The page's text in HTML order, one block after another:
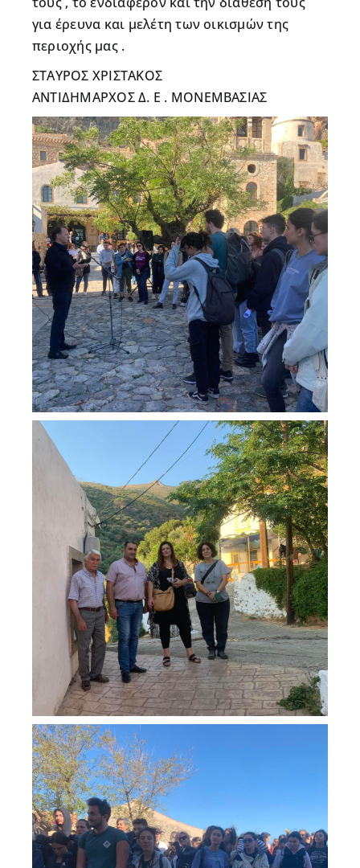
για έρευνα και μελέτη των οικισμών της
περιοχής μας .
ΣΤΑΥΡΟΣ ΧΡΙΣΤΑΚΟΣ
ΑΝΤΙΔΗΜΑΡΧΟΣ Δ. Ε . ΜΟΝΕΜΒΑΣΙΑΣ